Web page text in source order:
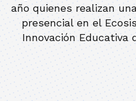
año quienes realizan
presencial en el
Innovación Educativa